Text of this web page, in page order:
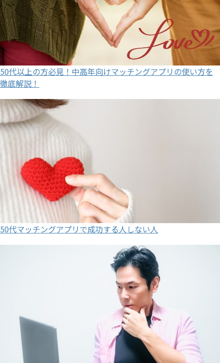
50代以上の方必見！中高年向けマッチングアプリの使い方を
徹底解説！
50代マッチングアプリで成功する人しない人